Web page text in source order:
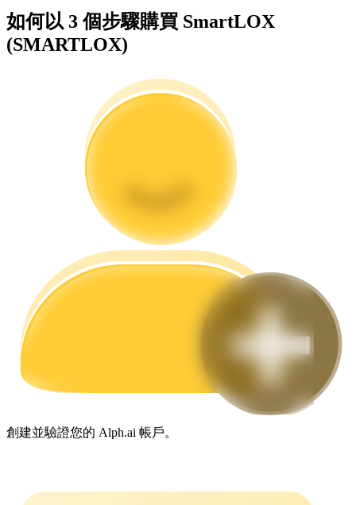
包含交易情況等的大數據分析
合約指南
交易策略
如何以 3 個步驟購買 SmartLOX
(SMARTLOX)
創建並驗證您的 Alph.ai 帳戶。